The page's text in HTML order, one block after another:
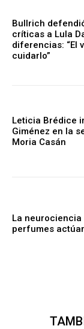
Bullrich
críticas a Lula
diferencias: “El
cuidarlo”
Leticia Brédice
Giménez en la
Moria Casán
La
perfumes